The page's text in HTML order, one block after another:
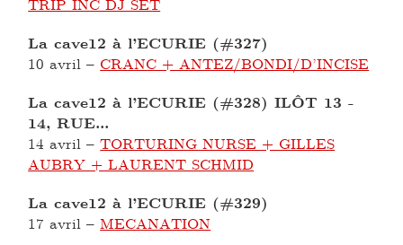
TRIP INC DJ SET
La cave12 à l’ECURIE (#327)
10 avril – CRANC + ANTEZ/BONDI/D’INCISE
La cave12 à l’ECURIE (#328) ILÔT 13 -
14, RUE...
14 avril –TORTURING NURSE + GILLES
AUBRY + LAURENT SCHMID
La cave12 à l’ECURIE (#329)
17 avril –MECANATION